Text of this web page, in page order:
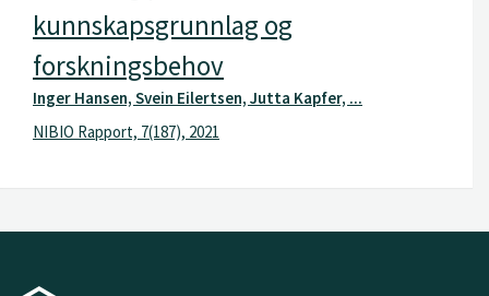
kunnskapsgrunnlag og
forskningsbehov
Inger Hansen, Svein Eilertsen, Jutta Kapfer, ...
NIBIO Rapport, 7(187), 2021